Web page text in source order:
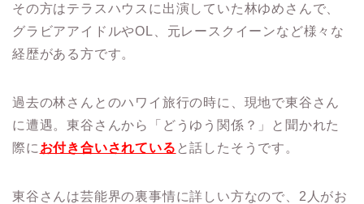
その方はテラスハウスに出演していた林ゆめさんで、
グラビアアイドルやOL、元レースクイーンなど様々な
経歴がある方です。
過去の林さんとのハワイ旅行の時に、現地で東谷さん
に遭遇。東谷さんから「どうゆう関係？」と聞かれた
際に お付き合いされている と話したそうです。
東谷さんは芸能界の裏事情に詳しい方なので、2人がお